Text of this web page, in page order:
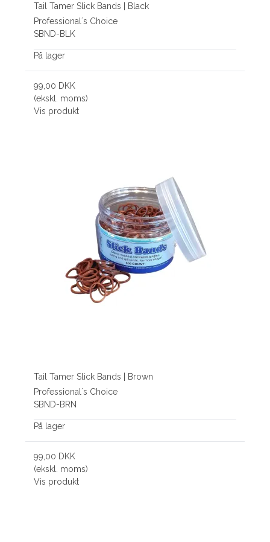
Tail Tamer Slick Bands | Black
Professional´s Choice
SBND-BLK
På lager
99,00 DKK
(ekskl. moms)
Vis produkt
Tail Tamer Slick Bands | Brown
Professional´s Choice
SBND-BRN
På lager
99,00 DKK
(ekskl. moms)
Vis produkt